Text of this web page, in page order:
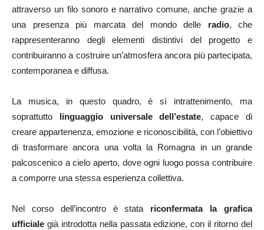
attraverso un filo sonoro e narrativo comune, anche grazie a
una presenza più marcata del mondo delle radio, che
rappresenteranno degli elementi distintivi del progetto e
contribuiranno a costruire un’atmosfera ancora più partecipata,
contemporanea e diffusa.
La musica, in questo quadro, è sì intrattenimento, ma
soprattutto linguaggio universale dell’estate, capace di
creare appartenenza, emozione e riconoscibilità, con l’obiettivo
di trasformare ancora una volta la Romagna in un grande
palcoscenico a cielo aperto, dove ogni luogo possa contribuire
a comporre una stessa esperienza collettiva.
Nel corso dell’incontro è stata riconfermata la grafica
ufficiale già introdotta nella passata edizione, con il ritorno del